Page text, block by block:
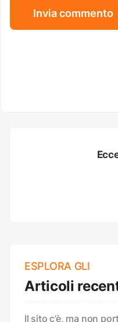
ESPLORA GLI
Articoli
Il sito c’è, ma non